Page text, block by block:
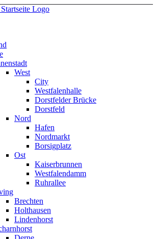
West
City
Westfalenhalle
Dorstfelder Brücke
Dorstfeld
Nord
Hafen
Nordmarkt
Borsigplatz
Ost
Kaiserbrunnen
Westfalendamm
Ruhrallee
Brechten
Holthausen
Lindenhorst